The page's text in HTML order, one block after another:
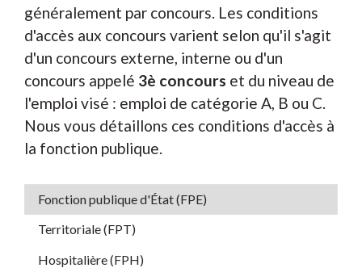
généralement par concours. Les conditions
d'accès aux concours varient selon qu'il s'agit
d'un concours externe, interne ou d'un
concours appelé 3è concours et du niveau de
l'emploi visé : emploi de catégorie A, B ou C.
Nous vous détaillons ces conditions d'accès à
la fonction publique.
Fonction publique d'État (FPE)
Territoriale (FPT)
Hospitalière (FPH)